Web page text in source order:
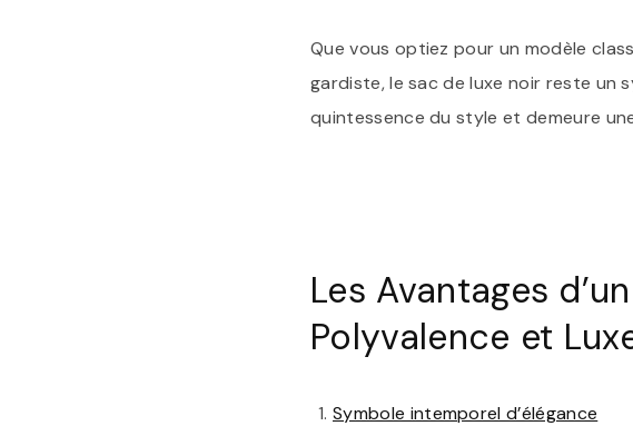
Que vous optiez pour un modèle
gardiste, le sac de luxe noir reste un
quintessence du style et demeure
Les Avantages
Polyvalence et
Symbole intemporel d’élégance